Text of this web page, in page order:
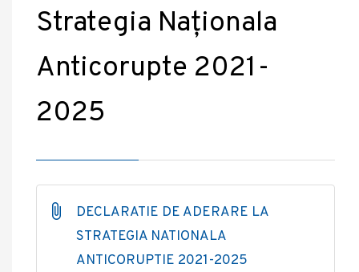
Strategia Naționala
Anticorupte 2021-
2025
DECLARATIE DE ADERARE LA
STRATEGIA NATIONALA
ANTICORUPTIE 2021-2025